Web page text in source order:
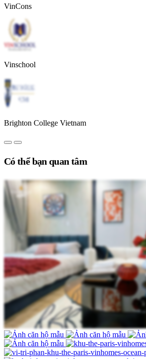
VinCons
Vinschool
Brighton College Vietnam
Có thể bạn quan tâm